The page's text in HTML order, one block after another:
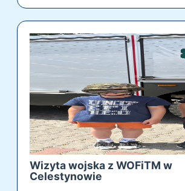
Wizyta wojska z WOFiTM w
Celestynowie